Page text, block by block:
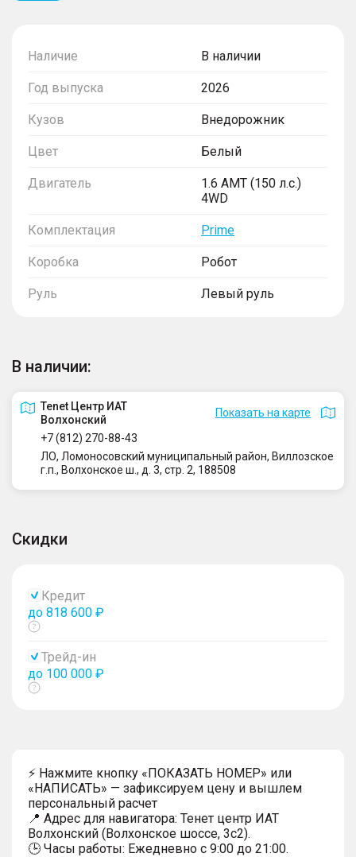
Наличие В наличии
Год выпуска 2026
Кузов Внедорожник
Цвет Белый
Двигатель
1.6 AMT (150 л.с.)
4WD
Комплектация Prime
Коробка Робот
Руль Левый руль
В наличии:
Tenet Центр ИАТ
Волхонский
Показать на карте
+7 (812) 270-88-43
ЛО, Ломоносовский муниципальный район, Виллозское
г.п., Волхонское ш., д. 3, стр. 2, 188508
Скидки
Кредит
до 818 600 ₽
Показать
Трейд-ин
до 100 000 ₽
Показать
⚡ Нажмите кнопку «ПОКАЗАТЬ НОМЕР» или
«НАПИСАТЬ» — зафиксируем цену и вышлем
персональный расчет
📍 Адрес для навигатора: Тенет центр ИАТ
Волхонский (Волхонское шоссе, 3с2).
🕒 Часы работы: Ежедневно с 9:00 до 21:00.